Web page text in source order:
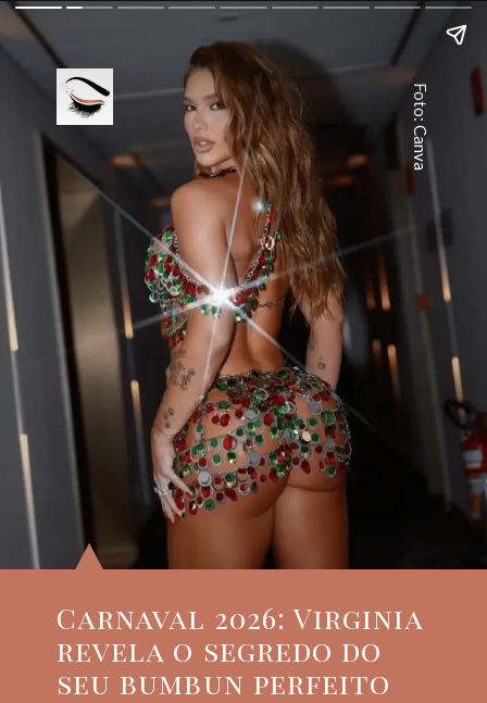
Carnaval 2026: Virginia
revela o segredo do
seu bumbun perfeito
Foto: Canva